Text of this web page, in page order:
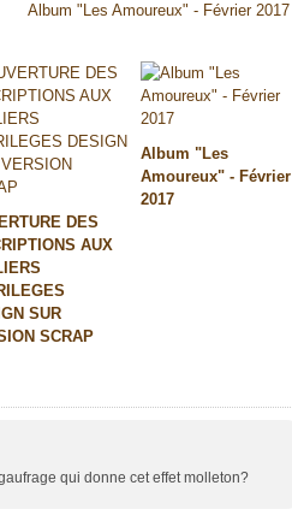
Album "Les Amoureux" - Février 2017
DES
AUX
SUR
SCRAP
Album "Les
Amoureux" - Février
2017
qui donne cet effet molleton?